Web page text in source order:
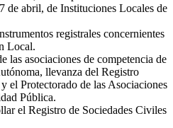
de abril, de Instituciones Locales de
registrales concernientes
Local.
las asociaciones de competencia de
llevanza del Registro
el Protectorado de las Asociaciones
Pública.
el Registro de Sociedades Civiles